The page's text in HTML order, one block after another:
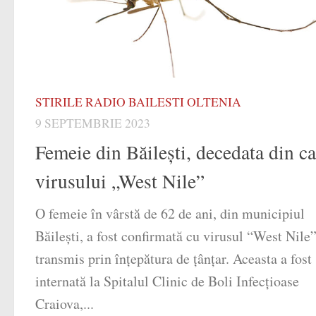
STIRILE RADIO BAILESTI OLTENIA
9 SEPTEMBRIE 2023
Femeie din Băilești, decedata din
virusului „West Nile”
O femeie în vârstă de 62 de ani, din municipiul
Băileşti, a fost confirmată cu virusul “West
transmis prin înţepătura de ţânţar. Aceasta a fost
internată la Spitalul Clinic de Boli Infecţioase
Craiova,...